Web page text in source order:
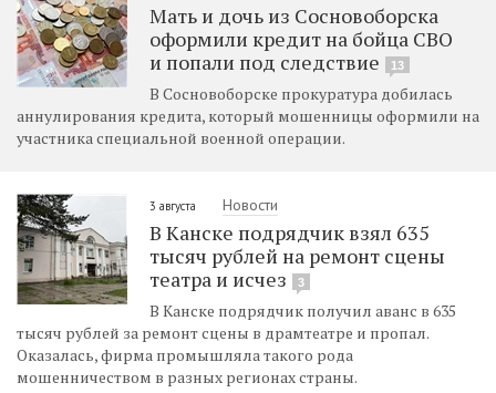
Мать и дочь из Сосновоборска
оформили кредит на бойца СВО
и попали под следствие
13
В Сосновоборске прокуратура добилась
аннулирования кредита, который мошенницы оформили на
участника специальной военной операции.
3 августа Новости
В Канске подрядчик взял 635
тысяч рублей на ремонт сцены
театра и исчез
3
В Канске подрядчик получил аванс в 635
тысяч рублей за ремонт сцены в драмтеатре и пропал.
Оказалась, фирма промышляла такого рода
мошенничеством в разных регионах страны.